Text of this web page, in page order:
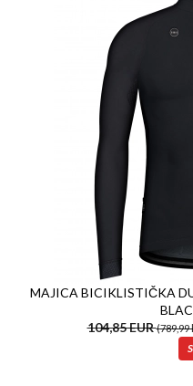
MAJICA BICIKLISTIČKA
104,85 EUR(789,99